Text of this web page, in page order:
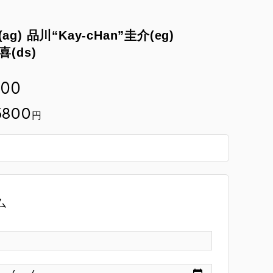
品川“Kay-cHan”圭介(eg)
(ds)
円